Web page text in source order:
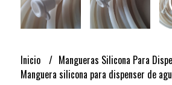
Inicio
Mangueras Silicona Para
Manguera silicona para dispenser de